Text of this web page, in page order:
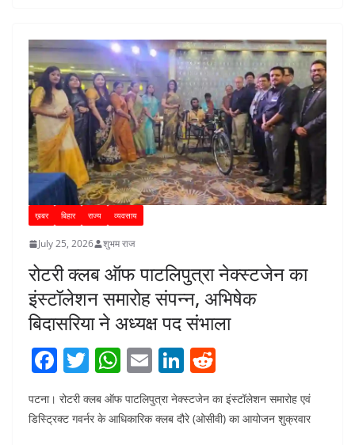
o
k
p
ख़बर बिहार राज्य व्यवसाय
July 25, 2026 शुभम राज
रोटरी क्लब ऑफ पाटलिपुत्रा नेक्स्टजेन का
इंस्टॉलेशन समारोह संपन्न, अभिषेक
बिदासरिया ने अध्यक्ष पद संभाला
F
a
c
T
itt
W
at
E
m
ai
Li
n
k
e
e
d
di
पटना। रोटरी क्लब ऑफ पाटलिपुत्रा नेक्स्टजेन का इंस्टॉलेशन समारोह एवं
डिस्ट्रिक्ट गवर्नर के आधिकारिक क्लब दौरे (ओसीवी) का आयोजन शुक्रवार